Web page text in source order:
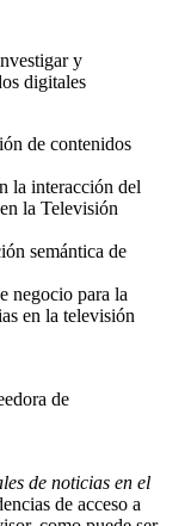
y
digitales
de contenidos
la interacción del
la Televisión
semántica de
negocio para la
en la televisión
de
de noticias en el
de acceso a